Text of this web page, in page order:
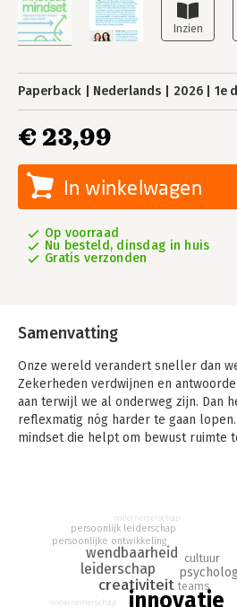
Paperback Nederlands 2026 1e
€ 23,99
In winkelwagen
Op voorraad
Nu besteld, dinsdag in huis
Gratis verzonden
Samenvatting
Onze wereld verandert sneller dan
Zekerheden verdwijnen en
aan terwijl we al onderweg zijn. Dan
reflexmatig nóg harder te gaan
mindset die helpt om bewust ruimte
ups, maar essentieel om wendbaar
voortdurende verandering.
wetenschappelijke expertise en
psychologische bouwstenen van
die ontwikkelt in mensen éninnovatie
creativiteit
leiderschap
wendbaarheid cultuur
teams
persoonlijke ontwikkeling
persoonlijk leiderschap
ondernemerschap
ondernemerschap